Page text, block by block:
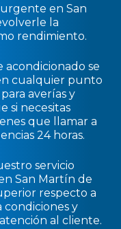
en San
la
rendimiento.
acondicionado se
cualquier punto
averías y
si necesitas
que llamar a
24 horas.
servicio
San Martín de
respecto a
condiciones y
al cliente.